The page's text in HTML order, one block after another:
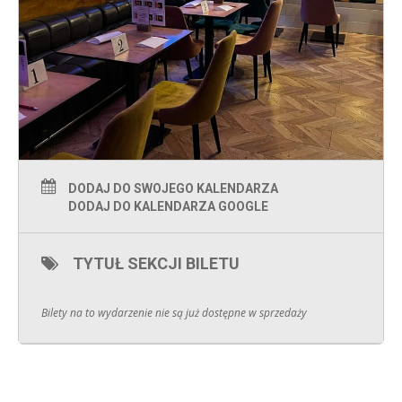
DODAJ DO SWOJEGO KALENDARZA
DODAJ DO KALENDARZA GOOGLE
TYTUŁ SEKCJI BILETU
Bilety na to wydarzenie nie są już dostępne w sprzedaży